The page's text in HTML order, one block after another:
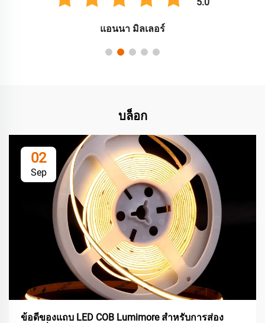
แอนนา มิลเลอร์
บล็อก
02
Sep
ข้อดีของแถบ LED COB Lumimore สำหรับการส่อง